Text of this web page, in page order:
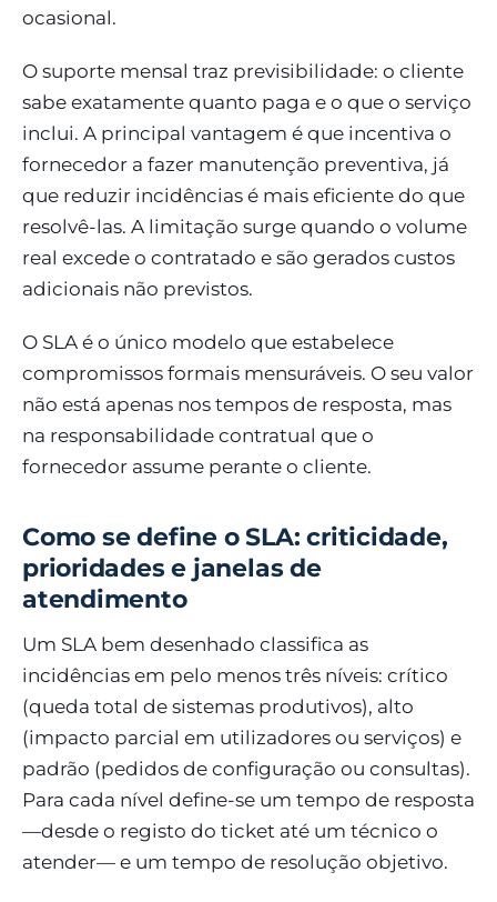
ocasional.
O suporte mensal traz previsibilidade: o cliente
sabe exatamente quanto paga e o que o serviço
inclui. A principal vantagem é que incentiva o
fornecedor a fazer manutenção preventiva, já
que reduzir incidências é mais eficiente do que
resolvê-las. A limitação surge quando o volume
real excede o contratado e são gerados custos
adicionais não previstos.
O SLA é o único modelo que estabelece
compromissos formais mensuráveis. O seu valor
não está apenas nos tempos de resposta, mas
na responsabilidade contratual que o
fornecedor assume perante o cliente.
Como se define o SLA: criticidade,
prioridades e janelas de
atendimento
Um SLA bem desenhado classifica as
incidências em pelo menos três níveis: crítico
(queda total de sistemas produtivos), alto
(impacto parcial em utilizadores ou serviços) e
padrão (pedidos de configuração ou consultas).
Para cada nível define-se um tempo de resposta
—desde o registo do ticket até um técnico o
atender— e um tempo de resolução objetivo.